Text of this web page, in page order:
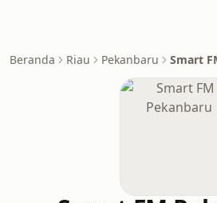
Beranda Riau Pekanbaru Smart